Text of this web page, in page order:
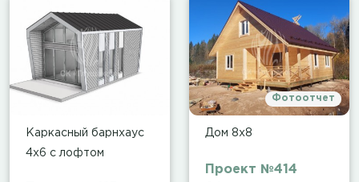
Каркасный барнхаус
4х6 с лофтом
Фотоотчет
Дом 8х8
Проект №414